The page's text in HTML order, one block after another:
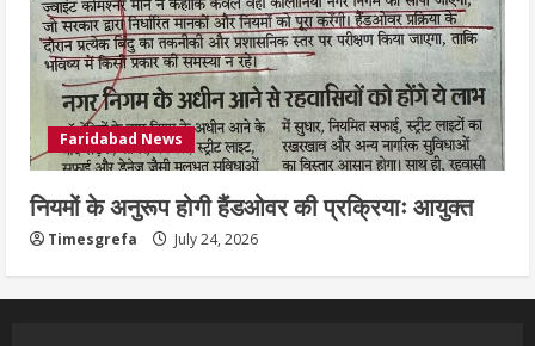
Faridabad News
नियमों के अनुरूप होगी हैंडओवर की प्रक्रियाः आयुक्त
Timesgrefa July 24, 2026